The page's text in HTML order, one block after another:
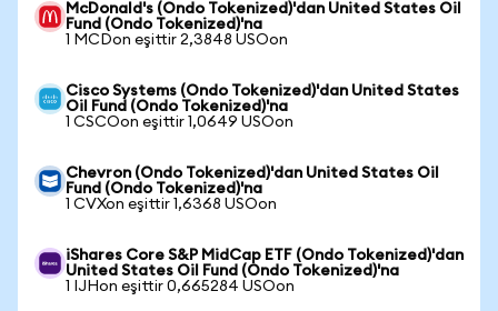
McDonald's (Ondo Tokenized)'dan United States Oil
Fund (Ondo Tokenized)'na
1 MCDon eşittir 2,3848 USOon
Cisco Systems (Ondo Tokenized)'dan United States
Oil Fund (Ondo Tokenized)'na
1 CSCOon eşittir 1,0649 USOon
Chevron (Ondo Tokenized)'dan United States Oil
Fund (Ondo Tokenized)'na
1 CVXon eşittir 1,6368 USOon
iShares Core S&P MidCap ETF (Ondo Tokenized)'dan
United States Oil Fund (Ondo Tokenized)'na
1 IJHon eşittir 0,665284 USOon